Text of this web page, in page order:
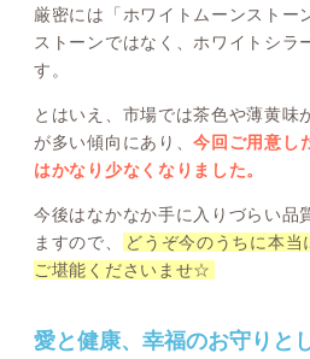
厳密には「ホワイトムーンストー
ストーンではなく、ホワイトシラ
す。
とはいえ、市場では茶色や薄黄味
が多い傾向にあり、今回ご用意し
はかなり少なくなりました。
今後はなかなか手に入りづらい品
ますので、
どうぞ今のうちに本当
ご堪能くださいませ☆
愛と健康、幸福のお守りと